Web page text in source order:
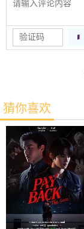
猜你喜欢